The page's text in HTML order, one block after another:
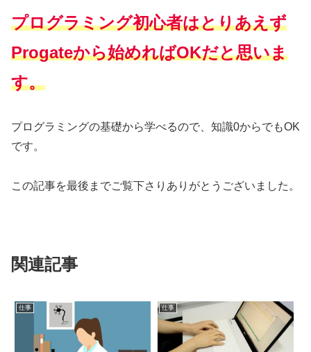
プログラミング初心者はとりあえず
Progateから始めればOKだと思いま
す。
プログラミングの基礎から学べるので、知識0からでもOK
です。
この記事を最後までご覧下さりありがとうございました。
関連記事
仕事 仕事